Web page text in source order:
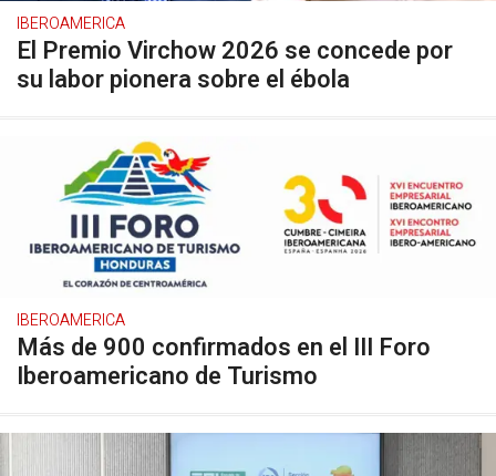
IBEROAMERICA
El Premio Virchow 2026 se concede por
su labor pionera sobre el ébola
IBEROAMERICA
Más de 900 confirmados en el III Foro
Iberoamericano de Turismo